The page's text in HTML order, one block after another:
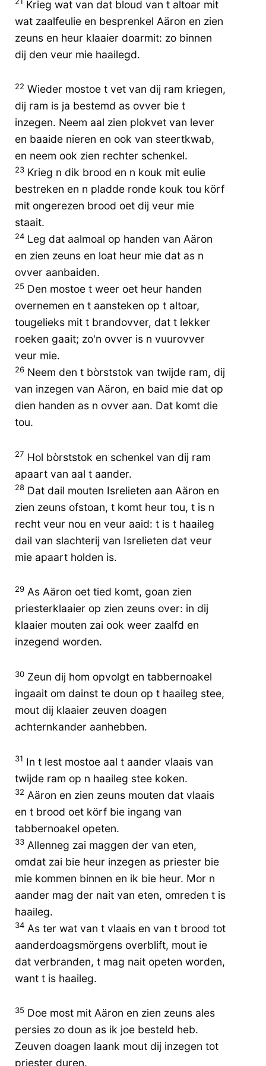
Krieg wat van dat bloud van t altoar mit
wat zaalfeulie en besprenkel Aäron en zien
zeuns en heur klaaier doarmit: zo binnen
dij den veur mie haailegd.
22 Wieder mostoe t vet van dij ram kriegen,
dij ram is ja bestemd as ovver bie t
inzegen. Neem aal zien plokvet van lever
en baaide nieren en ook van steertkwab,
en neem ook zien rechter schenkel.
23 Krieg n dik brood en n kouk mit eulie
bestreken en n pladde ronde kouk tou körf
mit ongerezen brood oet dij veur mie
staait.
24 Leg dat aalmoal op handen van Aäron
en zien zeuns en loat heur mie dat as n
ovver aanbaiden.
25 Den mostoe t weer oet heur handen
overnemen en t aansteken op t altoar,
tougelieks mit t brandovver, dat t lekker
roeken gaait; zo'n ovver is n vuurovver
veur mie.
26 Neem den t bòrststok van twijde ram, dij
van inzegen van Aäron, en baid mie dat op
dien handen as n ovver aan. Dat komt die
tou.
27 Hol bòrststok en schenkel van dij ram
apaart van aal t aander.
28 Dat dail mouten Isrelieten aan Aäron en
zien zeuns ofstoan, t komt heur tou, t is n
recht veur nou en veur aaid: t is t haaileg
dail van slachterij van Isrelieten dat veur
mie apaart holden is.
29 As Aäron oet tied komt, goan zien
priesterklaaier op zien zeuns over: in dij
klaaier mouten zai ook weer zaalfd en
inzegend worden.
30 Zeun dij hom opvolgt en tabbernoakel
ingaait om dainst te doun op t haaileg stee,
mout dij klaaier zeuven doagen
achternkander aanhebben.
31 In t lest mostoe aal t aander vlaais van
twijde ram op n haaileg stee koken.
32 Aäron en zien zeuns mouten dat vlaais
en t brood oet körf bie ingang van
tabbernoakel opeten.
33 Allenneg zai maggen der van eten,
omdat zai bie heur inzegen as priester bie
mie kommen binnen en ik bie heur. Mor n
aander mag der nait van eten, omreden t is
haaileg.
34 As ter wat van t vlaais en van t brood tot
aanderdoagsmörgens overblift, mout ie
dat verbranden, t mag nait opeten worden,
want t is haaileg.
35 Doe most mit Aäron en zien zeuns ales
persies zo doun as ik joe besteld heb.
Zeuven doagen laank mout dij inzegen tot
priester duren.